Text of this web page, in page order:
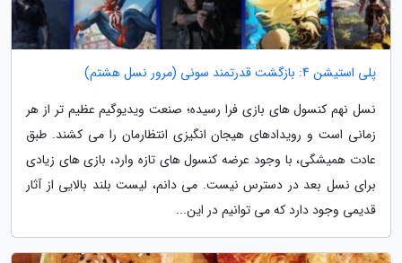
پلی استیشن 4: بازگشت قدرتمند سونی (مرور نسل هشتم)
نسل نهم کنسول های بازی فرا رسیده؛ صنعت ویدیوگیم عظیم تر از هر
زمانی است و رویدادهای هیجان انگیزی انتظارمان را می کشند. طبق
عادت همیشگی، با وجود عرضه کنسول های تازه وارد، بازی های زیادی
برای نسل بعد در دسترس نیست. می دانم، لیست بلند بالایی از آثار
قدیمی وجود دارد که می توانیم در این...